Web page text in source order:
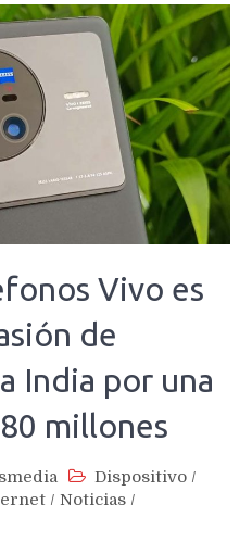
Vivo es
de
India por una
millones
Dispositivo /
/ Noticias /